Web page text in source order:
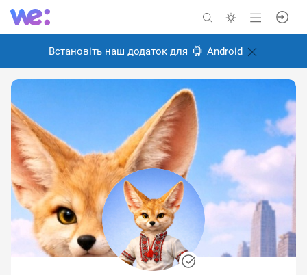
Встановіть наш додаток для Android